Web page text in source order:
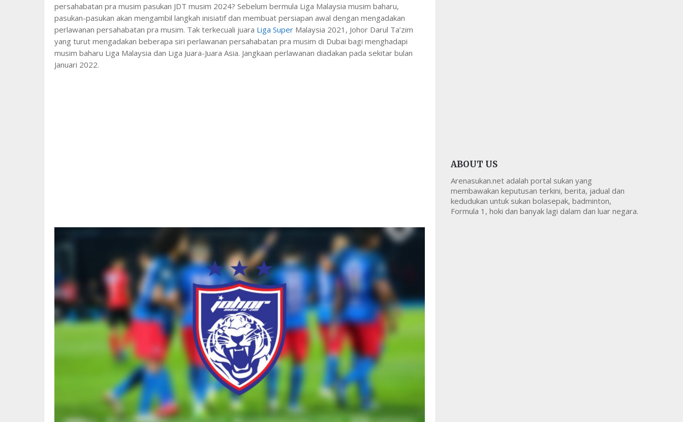
persahabatan pra musim pasukan JDT musim 2024? Sebelum bermula Liga Malaysia musim baharu,
pasukan-pasukan akan mengambil langkah inisiatif dan membuat persiapan awal dengan mengadakan
perlawanan persahabatan pra musim. Tak terkecuali juara Liga Super Malaysia 2021, Johor Darul Ta’zim
yang turut mengadakan beberapa siri perlawanan persahabatan pra musim di Dubai bagi menghadapi
musim baharu Liga Malaysia dan Liga Juara-Juara Asia. Jangkaan perlawanan diadakan pada sekitar bulan
Januari 2022.
ABOUT US
Arenasukan.net adalah portal sukan yang
membawakan keputusan terkini, berita, jadual dan
kedudukan untuk sukan bolasepak, badminton,
Formula 1, hoki dan banyak lagi dalam dan luar negara.